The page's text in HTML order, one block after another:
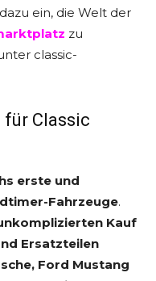
ein, die Welt der
zu
classic-
für Classic
erste und
Fahrzeuge.
Kauf
Ersatzteilen
Ford Mustang